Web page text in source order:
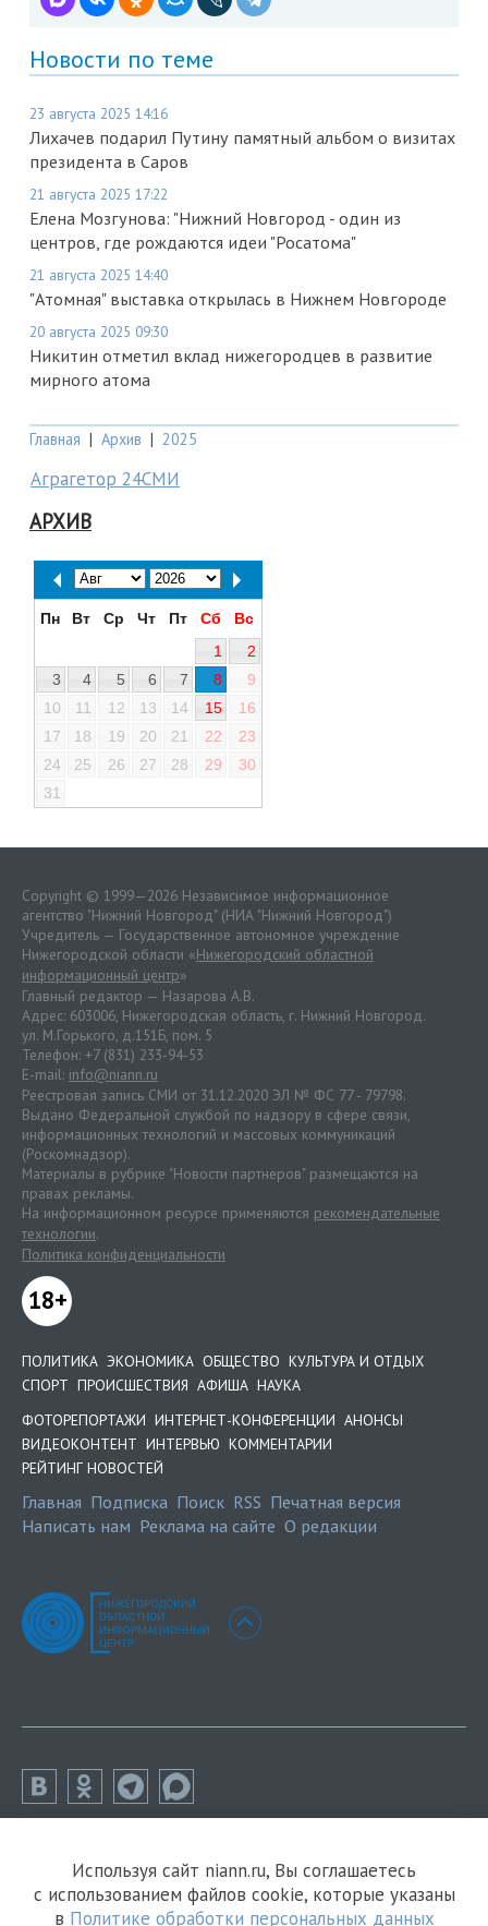
Новости по теме
23 августа 2025 14:16
Лихачев подарил Путину памятный альбом о визитах
президента в Саров
21 августа 2025 17:22
Елена Мозгунова: "Нижний Новгород - один из
центров, где рождаются идеи "Росатома"
21 августа 2025 14:40
"Атомная" выставка открылась в Нижнем Новгороде
20 августа 2025 09:30
Никитин отметил вклад нижегородцев в развитие
мирного атома
Главная | Архив | 2025
Аграгетор 24СМИ
АРХИВ
Пн Вт Ср Чт Пт Сб
Вс
1
2
3
4 5 6 7 8
9
10
11 12 13 14 15
16
17
18 19 20 21 22
23
24
25 26 27 28 29
30
31
Copyright © 1999—2026 Независимое информационное
агентство "Нижний Новгород" (НИА "Нижний Новгород")
Учредитель — Государственное автономное учреждение
Нижегородской области «Нижегородский областной
информационный центр»
Главный редактор — Назарова А.В.
Адрес: 603006, Нижегородская область, г. Нижний Новгород.
ул. М.Горького, д.151Б, пом. 5
Телефон: +7 (831) 233-94-53
E-mail: info@niann.ru
Реестровая запись СМИ от 31.12.2020 ЭЛ № ФС 77 - 79798.
Выдано Федеральной службой по надзору в сфере связи,
информационных технологий и массовых коммуникаций
(Роскомнадзор).
Материалы в рубрике "Новости партнеров" размещаются на
правах рекламы.
На информационном ресурсе применяются рекомендательные
технологии.
Политика конфиденциальности
18+
ПОЛИТИКА ЭКОНОМИКА ОБЩЕСТВО КУЛЬТУРА И ОТДЫХ
СПОРТ ПРОИСШЕСТВИЯ АФИША НАУКА
ФОТОРЕПОРТАЖИ ИНТЕРНЕТ-КОНФЕРЕНЦИИ АНОНСЫ
ВИДЕОКОНТЕНТ ИНТЕРВЬЮ КОММЕНТАРИИ
РЕЙТИНГ НОВОСТЕЙ
Главная Подписка Поиск RSS Печатная версия
Написать нам Реклама на сайте О редакции
Используя сайт niann.ru, Вы соглашаетесь
с использованием файлов cookie, которые указаны
в Политике обработки персональных данных